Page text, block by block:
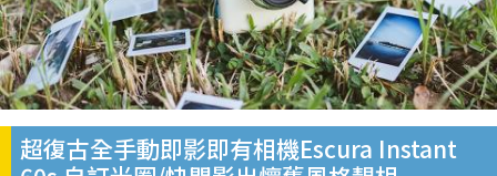
超復古全手動即影即有相機Escura Instant